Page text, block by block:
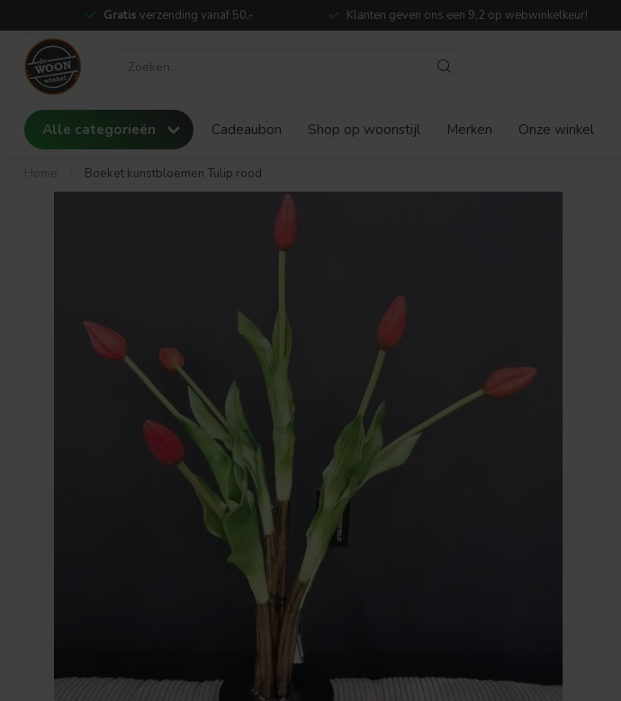
Gratis verzending vanaf 50,- Klanten geven ons een 9,2 op webwinkelkeur!
Alle categorieën Cadeaubon Shop op woonstijl Merken Onze winkel
Home Boeket kunstbloemen Tulip rood